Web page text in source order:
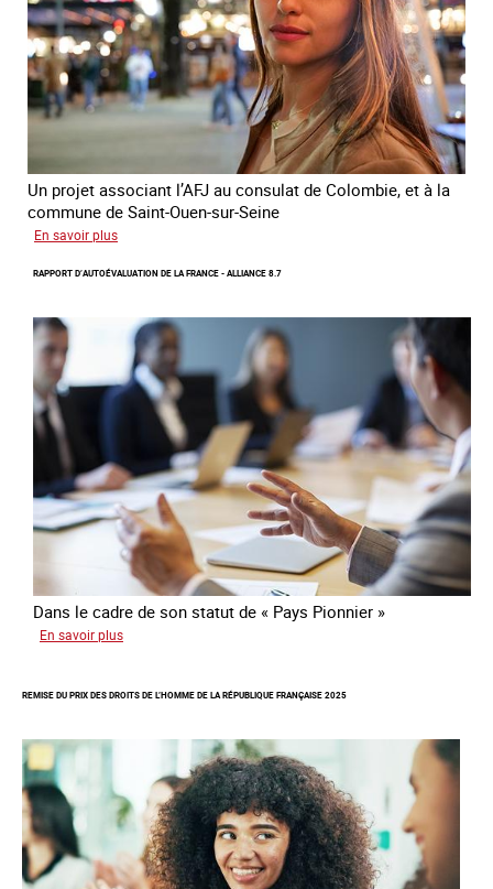
traite
et
le
conflit
en
Un projet associant l’AFJ au consulat de Colombie, et à la
commune de Saint-Ouen-sur-Seine
En savoir plus
d’une
colombienne
risque
de
RAPPORT D’AUTOÉVALUATION DE LA FRANCE - ALLIANCE 8.7
Dans le cadre de son statut de « Pays Pionnier »
En savoir plus
de
France
Alliance
8.7
REMISE DU PRIX DES DROITS DE L’HOMME DE LA RÉPUBLIQUE FRANÇAISE 2025